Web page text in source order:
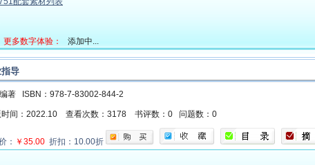
更多数字体验： 添加中...
导
著 ISBN：978-7-83002-844-2
时间：2022.10 查看次数：3178 书评数：0 问题数：0
： ￥35.00 折扣：10.00折